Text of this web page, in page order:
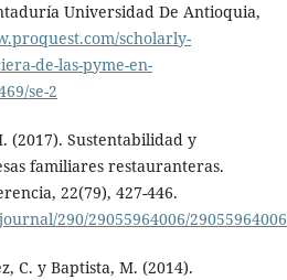
Universidad De Antioquia,
scholarly-
de-las-pyme-en-
se-2
(2017). Sustentabilidad y
familiares restauranteras.
22(79), 427-446.
290/29055964006/
C. y Baptista, M. (2014).